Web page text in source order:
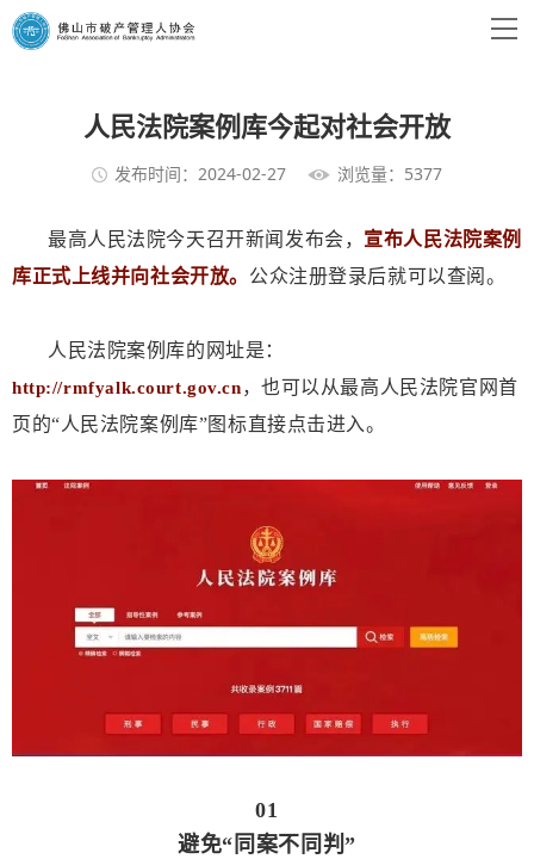
人民法院案例库今起对社会开放
发布时间：2024-02-27 浏览量：5377
最高人民法院今天召开新闻发布会， 宣布人民法院案例
库正式上线并向社会开放。 公众注册登录后就可以查阅 。
人民法院案例库的网址是：
http://rmfyalk.court.gov.cn，也可以从最高人民法院官网首
页的“人民法院案例库”图标直接点击进入。
01
避免“同案不同判”